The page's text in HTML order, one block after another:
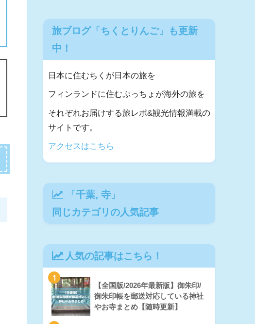
旅ブログ「ちくとりんご」も更新
中！
日本に住むちくが日本の旅を
フィンランドに住むぷっちょが海外の旅を
それぞれお届けする旅レポ&観光情報満載の
サイトです。
アクセスはこちら
「千葉, 寺 」
同じカテゴリの人気記事
人気の記事はこちら！
1
【全国版/2026年最新版】御朱印/
御朱印帳を郵送対応している神社
やお寺まとめ【随時更新】